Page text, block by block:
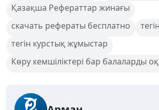
Қазақша Рефераттар жинағы
скачать рефераты бесплатно
тегін курстық жұмыстар
Көру кемшіліктері бар балаларды